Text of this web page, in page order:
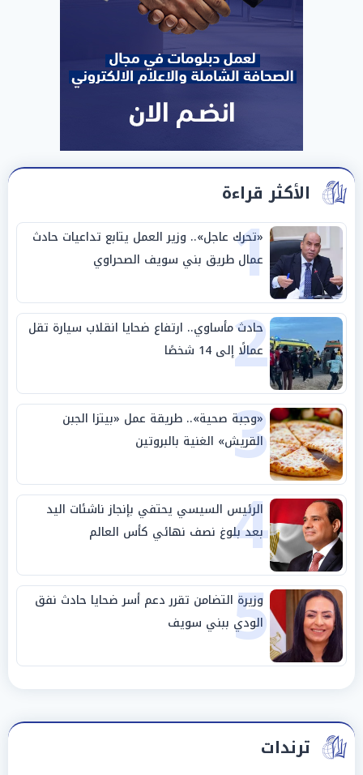
الأكثر قراءة
1
«تحرك عاجل».. وزير العمل يتابع تداعيات حادث
عمال طريق بني سويف الصحراوي
2
حادث مأساوي.. ارتفاع ضحايا انقلاب سيارة تقل
عمالًا إلى 14 شخصًا
3
«وجبة صحية».. طريقة عمل «بيتزا الجبن
القريش» الغنية بالبروتين
4
الرئيس السيسي يحتفي بإنجاز ناشئات اليد
بعد بلوغ نصف نهائي كأس العالم
5
وزيرة التضامن تقرر دعم أسر ضحايا حادث نفق
الودي ببني سويف
ترندات